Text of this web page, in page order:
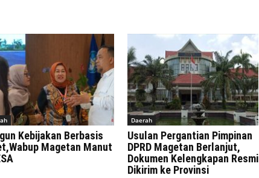
Kebijakan Berbasis
Magetan Manut
Daerah
Usulan Pergantian Pimpinan
DPRD Magetan Berlanjut,
Dokumen Kelengkapan Resmi
Dikirim ke Provinsi